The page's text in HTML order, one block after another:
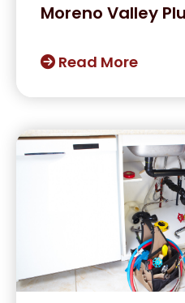
Moreno Valley
Read More